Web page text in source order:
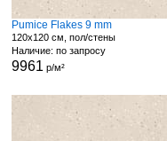
Pumice Flakes 9 mm
120x120 см, пол/стены
Наличие: по запросу
9961 р/м²